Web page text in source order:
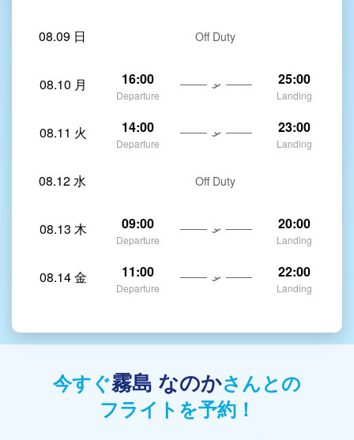
08.09 日 Off Duty
08.10 月 16:00
Departure
25:00
Landing
08.11 火 14:00
Departure
23:00
Landing
08.12 水 Off Duty
08.13 木 09:00
Departure
20:00
Landing
08.14 金 11:00
Departure
22:00
Landing
今すぐ霧島 なのかさんとの
フライトを予約！